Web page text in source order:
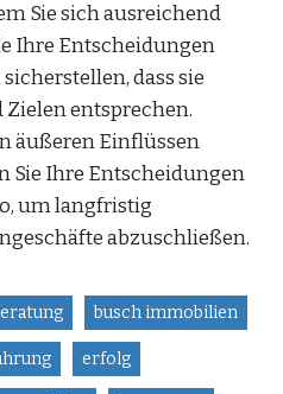
Sie sich ausreichend
Ihre Entscheidungen
dass sie
entsprechen.
äußeren Einflüssen
Sie Ihre Entscheidungen
um langfristig
abzuschließen.
busch immobilien
erfolg